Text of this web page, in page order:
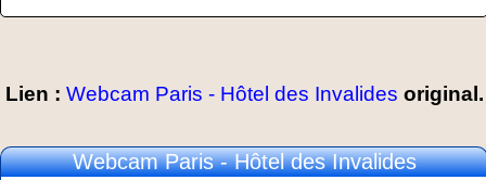
Lien : Webcam Paris - Hôtel des Invalides original.
Webcam Paris - Hôtel des Invalides